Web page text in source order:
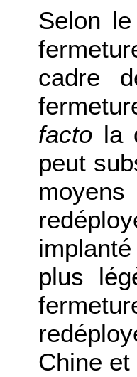
Selon
cadre
facto la
peut
plus
Chine